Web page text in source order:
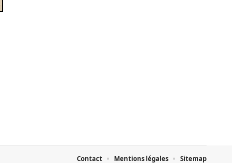
Contact Mentions légales Sitemap